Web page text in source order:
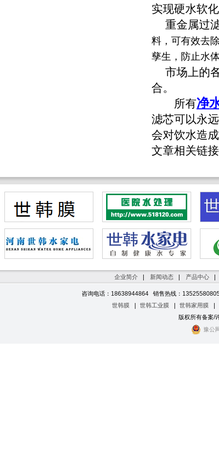
实现硬水软
重金属过
料，可有效去
孳生，防止水
市场上的
合。
所有净
滤芯可以永
会对饮水造
文章相关链
河南世韩水家电 世韩官网 世韩水网 大河水网 世韩纯水机
水处理
世韩CSM反渗透膜世韩净水机
净水机招
湖南水处理 陕西水处理设备 濮阳纯水机
安阳纯
企业简介 新闻动态 产品中心
咨询电话：18638944864 销售热线：
世韩膜
世韩工业膜 世韩家用膜
版权所有备案/
豫公